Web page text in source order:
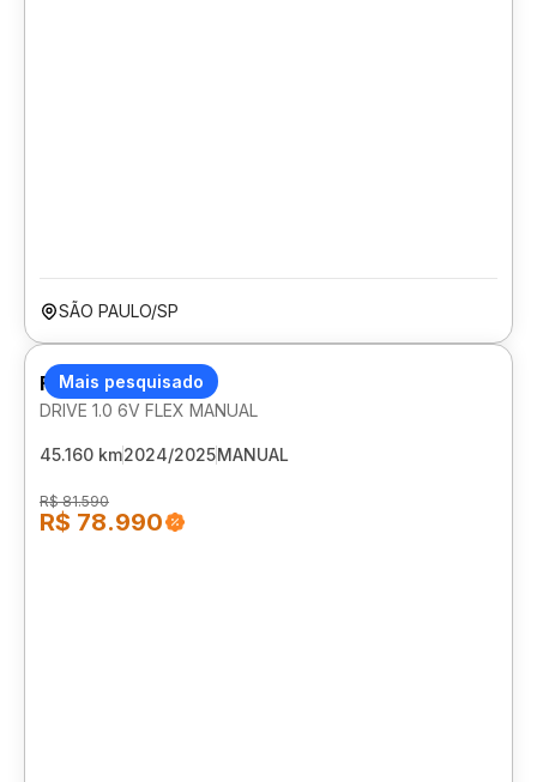
SÃO PAULO/SP
Mais pesquisado
FIAT CRONOS
DRIVE 1.0 6V FLEX MANUAL
45.160 km2024/2025MANUAL
R$ 81.590
R$ 78.990